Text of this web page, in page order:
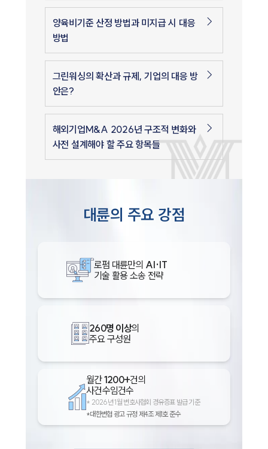
양육비기준 산정 방법과 미지급 시 대응
방법
그린워싱의 확산과 규제, 기업의 대응 방
안은?
해외기업M&A 2026년 구조적 변화와
사전 설계해야 할 주요 항목들
대륜의 주요 강점
로펌 대륜만의 AI·IT
기술 활용 소송 전략
260명 이상의
주요 구성원
월간1200+건의
사건수임건수
* 2026년 1월 변호사협회 경유증표 발급 기준
*대한변협 광고 규정 제4조 제1호 준수